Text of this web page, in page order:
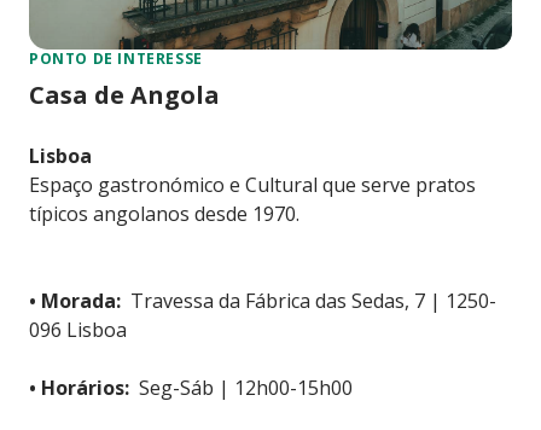
PONTO DE INTERESSE
Casa de Angola
Lisboa
Espaço gastronómico e Cultural que serve pratos
típicos angolanos desde 1970.
• Morada: Travessa da Fábrica das Sedas, 7 | 1250-
096 Lisboa
• Horários: Seg-Sáb | 12h00-15h00